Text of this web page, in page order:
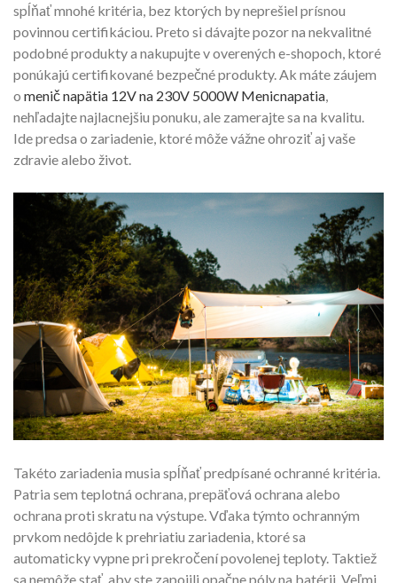
spĺňať mnohé kritéria, bez ktorých by neprešiel prísnou
povinnou certifikáciou. Preto si dávajte pozor na nekvalitné
podobné produkty a nakupujte v overených e-shopoch, ktoré
ponúkajú certifikované bezpečné produkty. Ak máte záujem
o menič napätia 12V na 230V 5000W Menicnapatia,
nehľadajte najlacnejšiu ponuku, ale zamerajte sa na kvalitu.
Ide predsa o zariadenie, ktoré môže vážne ohroziť aj vaše
zdravie alebo život.
Takéto zariadenia musia spĺňať predpísané ochranné kritéria.
Patria sem teplotná ochrana, prepäťová ochrana alebo
ochrana proti skratu na výstupe. Vďaka týmto ochranným
prvkom nedôjde k prehriatiu zariadenia, ktoré sa
automaticky vypne pri prekročení povolenej teploty. Taktiež
sa nemôže stať, aby ste zapojili opačne póly na batérii. Veľmi